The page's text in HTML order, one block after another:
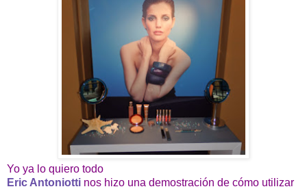
Yo ya lo quiero todo
Eric Antoniotti nos hizo una demostración de cómo utilizar